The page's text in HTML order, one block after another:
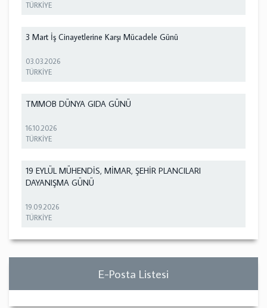
TÜRKİYE
3 Mart İş Cinayetlerine Karşı Mücadele Günü
03.03.2026
TÜRKİYE
TMMOB DÜNYA GIDA GÜNÜ
16.10.2026
TÜRKİYE
19 EYLÜL MÜHENDİS, MİMAR, ŞEHİR PLANCILARI
DAYANIŞMA GÜNÜ
19.09.2026
TÜRKİYE
E-Posta Listesi